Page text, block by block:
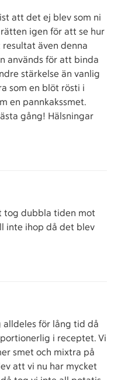
att det ej blev som ni
igen för att se hur
även denna
används för att binda
stärkelse än vanlig
som en blöt rösti i
en pannkakssmet.
gång! Hälsningar
tog dubbla tiden mot
inte ihop då det blev
alldeles för lång tid då
i receptet. Vi
smet och mixtra på
att vi nu har mycket